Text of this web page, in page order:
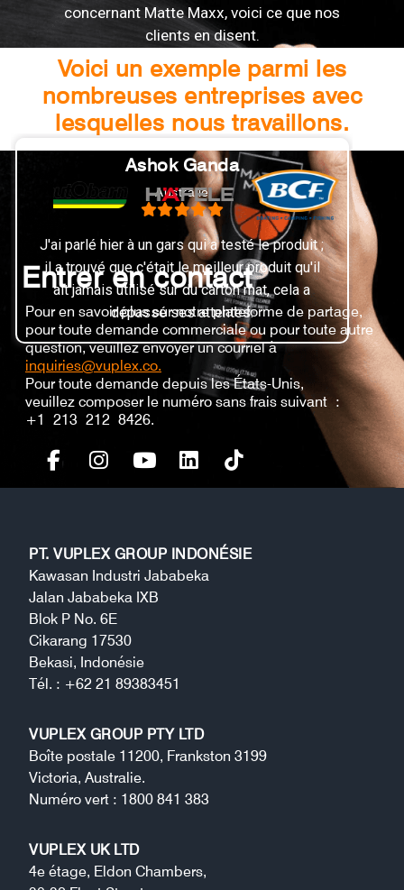
concernant Matte Maxx, voici ce que nos
clients en disent.
‹ ›
Ashok Ganda
Australie
parlé hier à un gars qui a testé le produit ;
a trouvé que c'était le meilleur produit qu'il
ait jamais utilisé sur du carton mat, cela a
dépassé ses attentes.
mal à
doigts
restait
cuisine
Voici un exemple parmi les
nombreuses entreprises avec
lesquelles nous travaillons.
Entrer en contact
Pour en savoir plus sur notre plateforme de partage,
pour toute demande commerciale ou pour toute autre
question, veuillez envoyer un courriel à
inquiries@vuplex.co.
Pour toute demande depuis les États-Unis,
veuillez composer le numéro sans frais suivant :
+1 213 212 8426.
PT. VUPLEX GROUP INDONÉSIE
Kawasan Industri Jababeka
Jalan Jababeka IXB
Blok P No. 6E
Cikarang 17530
Bekasi, Indonésie
Tél. : +62 21 89383451
VUPLEX GROUP PTY LTD
Boîte postale 11200, Frankston 3199
Victoria, Australie.
Numéro vert : 1800 841 383
VUPLEX UK LTD
4e étage, Eldon Chambers,